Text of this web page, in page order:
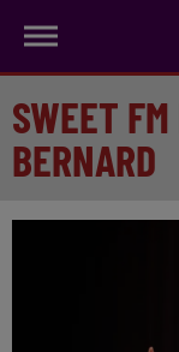
SWEET
BERNARD